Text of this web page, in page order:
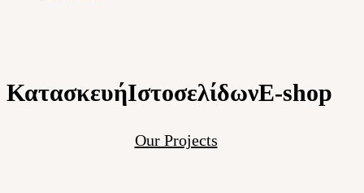
ΚατασκευήΙστοσελίδωνE-shop
Our Projects